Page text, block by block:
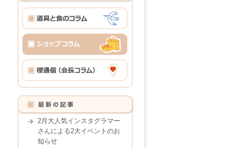
2月大人気インスタグラマー
さんによる2大イベントのお
知らせ